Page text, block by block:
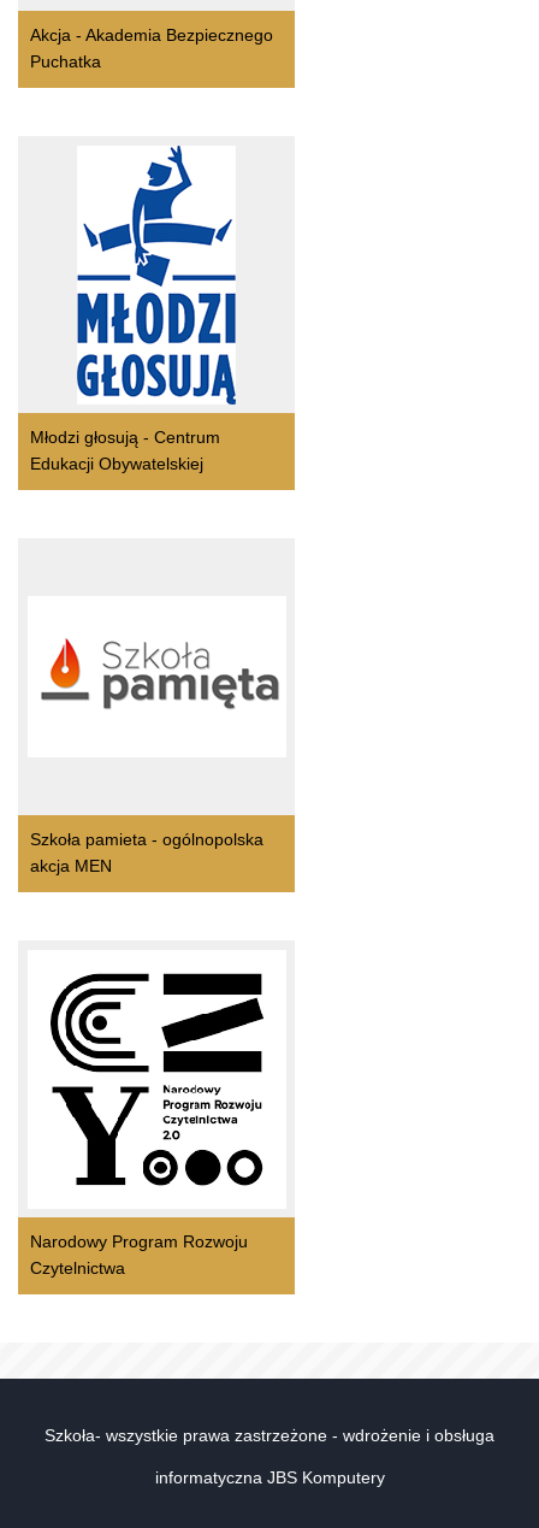
Akcja - Akademia Bezpiecznego
Puchatka
Młodzi głosują - Centrum
Edukacji Obywatelskiej
Szkoła pamieta - ogólnopolska
akcja MEN
Narodowy Program Rozwoju
Czytelnictwa
Szkoła- wszystkie prawa zastrzeżone - wdrożenie i obsługa
informatyczna JBS Komputery